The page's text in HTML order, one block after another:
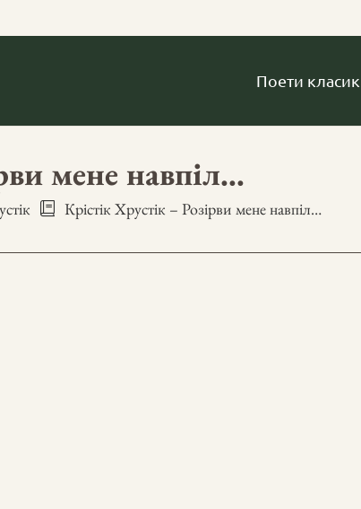
Поети
мене навпіл…
Крістік Хрустік – Розірви мене навпіл…